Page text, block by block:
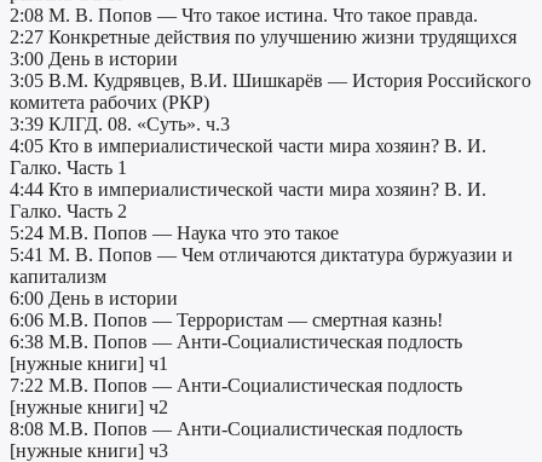
2:08 М. В. Попов — Что такое истина. Что такое правда.
2:27 Конкретные действия по улучшению жизни трудящихся
3:00 День в истории
3:05 В.М. Кудрявцев, В.И. Шишкарёв — История Российского
комитета рабочих (РКР)
3:39 КЛГД. 08. «Суть». ч.3
4:05 Кто в империалистической части мира хозяин? В. И.
Галко. Часть 1
4:44 Кто в империалистической части мира хозяин? В. И.
Галко. Часть 2
5:24 М.В. Попов — Наука что это такое
5:41 М. В. Попов — Чем отличаются диктатура буржуазии и
капитализм
6:00 День в истории
6:06 М.В. Попов — Террористам — смертная казнь!
6:38 М.В. Попов — Анти-Социалистическая подлость
[нужные книги] ч1
7:22 М.В. Попов — Анти-Социалистическая подлость
[нужные книги] ч2
8:08 М.В. Попов — Анти-Социалистическая подлость
[нужные книги] ч3